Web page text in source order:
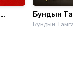
Бундын
Аудио
Бундын